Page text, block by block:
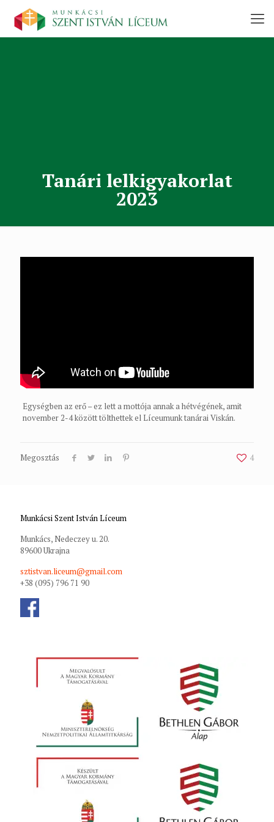
Tanári lelkigyakorlat
2023
Egységben az erő – ez lett a mottója annak a hétvégének, amit
november 2-4 között tölthettek el Líceumunk tanárai Viskán.
Megosztás 4
Munkácsi Szent István Líceum
Munkács, Nedeczey u. 20.
89600 Ukrajna
sztistvan.liceum@gmail.com
+38 (095) 796 71 90